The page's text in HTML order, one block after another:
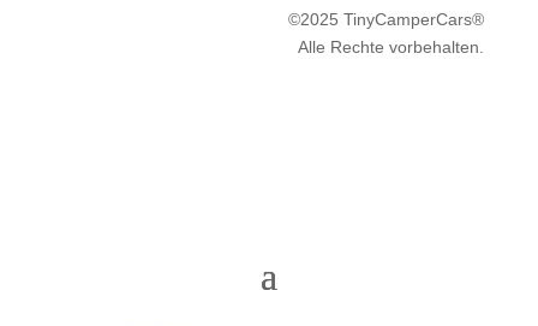
©2025 TinyCamperCars®
Alle Rechte vorbehalten.